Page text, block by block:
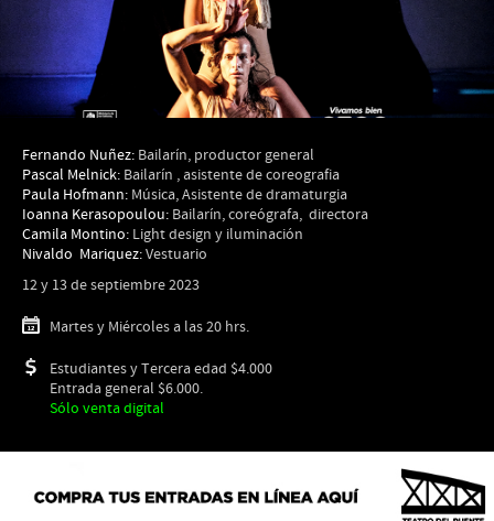
Fernando Nuñez: Bailarín, productor general
Pascal Melnick: Bailarín , asistente de coreografia
Paula Hofmann: Música, Asistente de dramaturgia
Ioanna Kerasopoulou: Bailarín, coreógrafa, directora
Camila Montino: Light design y iluminación
Nivaldo Mariquez:Vestuario
12 y 13 de septiembre 2023
Martes y Miércoles a las 20 hrs.
Estudiantes y Tercera edad $4.000
Entrada general $6.000.
Sólo venta digital